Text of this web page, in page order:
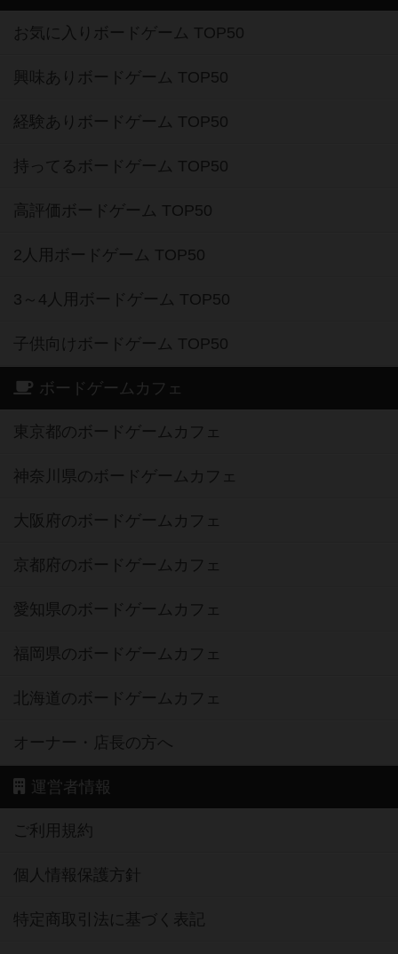
お気に入りボードゲーム TOP50
興味ありボードゲーム TOP50
経験ありボードゲーム TOP50
持ってるボードゲーム TOP50
高評価ボードゲーム TOP50
2人用ボードゲーム TOP50
3～4人用ボードゲーム TOP50
子供向けボードゲーム TOP50
ボードゲームカフェ
東京都のボードゲームカフェ
神奈川県のボードゲームカフェ
大阪府のボードゲームカフェ
京都府のボードゲームカフェ
愛知県のボードゲームカフェ
福岡県のボードゲームカフェ
北海道のボードゲームカフェ
オーナー・店長の方へ
運営者情報
ご利用規約
個人情報保護方針
特定商取引法に基づく表記